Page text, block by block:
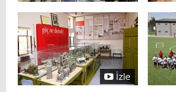
İzle